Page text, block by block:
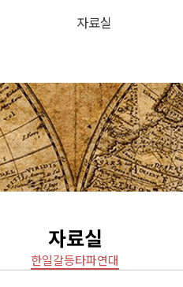
자료실
자료실
한일갈등타파연대